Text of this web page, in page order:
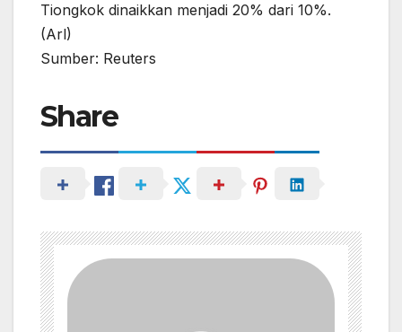
Tiongkok dinaikkan menjadi 20% dari 10%.
(Arl)
Sumber: Reuters
Share